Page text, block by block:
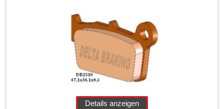
Details anzeigen